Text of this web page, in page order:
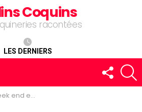
Coquins
racontées
LES DERNIERS
FOLLOW
US
en mayenne